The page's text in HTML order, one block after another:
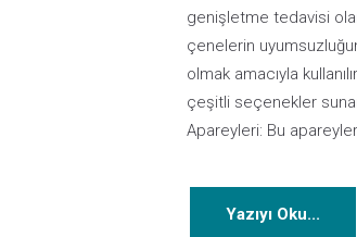
genişletme tedavisi
çenelerin
olmak amacıyla
çeşitli seçenekler
Apareyleri: Bu
Yazıyı Oku...